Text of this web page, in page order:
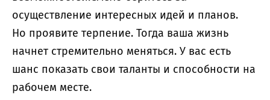
осуществление интересных идей и планов.
Но проявите терпение. Тогда ваша жизнь
начнет стремительно меняться. У вас есть
шанс показать свои таланты и способности на
рабочем месте.